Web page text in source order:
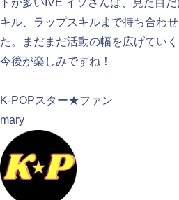
トが多いIVE イソさんは、見た目
キル、ラップスキルまで持ち合わ
た。まだまだ活動の幅を広げてい
今後が楽しみですね！
K-POPスター★ファン
mary